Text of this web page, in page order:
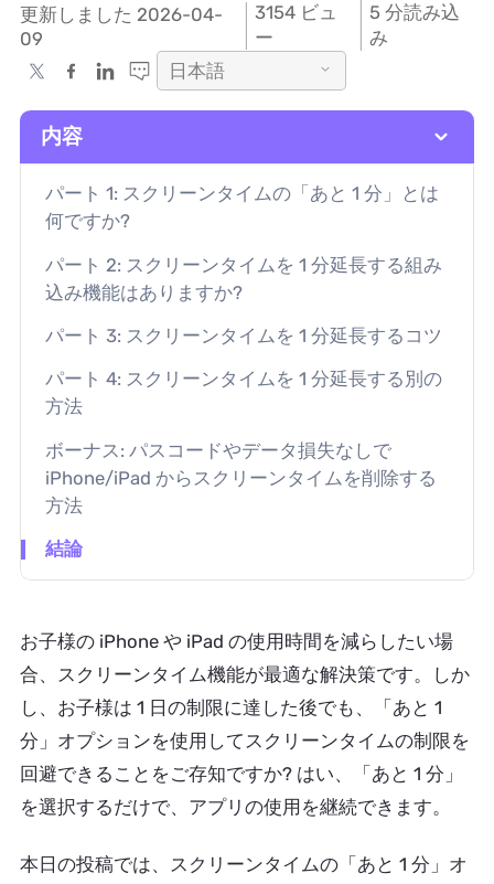
更新しました 2026-04-
09
3154ビュ
ー
5 分読み込
み
日本語
内容
パート 1: スクリーンタイムの「あと 1 分」とは
何ですか?
パート 2: スクリーンタイムを 1 分延長する組み
込み機能はありますか?
パート 3: スクリーンタイムを 1 分延長するコツ
パート 4: スクリーンタイムを 1 分延長する別の
方法
ボーナス: パスコードやデータ損失なしで
iPhone/iPad からスクリーンタイムを削除する
方法
結論
お子様の iPhone や iPad の使用時間を減らしたい場
合、スクリーンタイム機能が最適な解決策です。しか
し、お子様は 1 日の制限に達した後でも、「あと 1
分」オプションを使用してスクリーンタイムの制限を
回避できることをご存知ですか? はい、「あと 1 分」
を選択するだけで、アプリの使用を継続できます。
本日の投稿では、スクリーンタイムの「あと 1 分」オ